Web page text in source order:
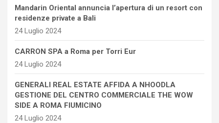
Mandarin Oriental annuncia l’apertura di un resort con
residenze private a Bali
24 Luglio 2024
CARRON SPA a Roma per Torri Eur
24 Luglio 2024
GENERALI REAL ESTATE AFFIDA A NHOODLA
GESTIONE DEL CENTRO COMMERCIALE THE WOW
SIDE A ROMA FIUMICINO
24 Luglio 2024